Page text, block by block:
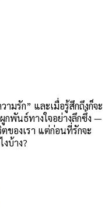
มรัก” และเมื่อรู้สึกถึงก็จะ
กพันธ์ทางใจอย่างลึกซึ้ง —
ของเรา แต่ก่อนที่รักจะ
บ้าง?